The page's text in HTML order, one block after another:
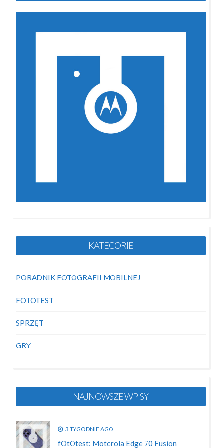
KATEGORIE
PORADNIK FOTOGRAFII MOBILNEJ
FOTOTEST
SPRZĘT
GRY
NAJNOWSZE WPISY
3 TYGODNIE AGO
fOtOtest: Motorola Edge 70 Fusion